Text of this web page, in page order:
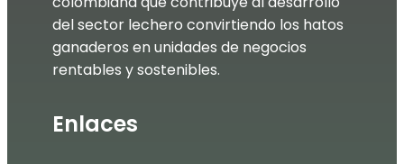
del sector lechero convirtiendo los hatos
ganaderos en unidades de negocios
rentables y sostenibles.
Enlaces